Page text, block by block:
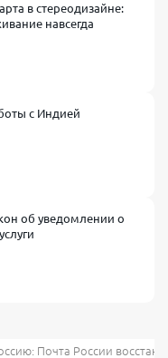
в стереодизайне:
навсегда
с Индией
об уведомлении о
Почта России